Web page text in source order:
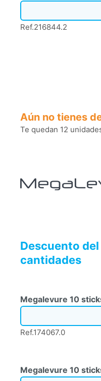
Ref.216844.2
Aún no tienes
Te quedan 12
Descuento
cantidades
Megalevure 10
Ref.174067.0
Megalevure 10